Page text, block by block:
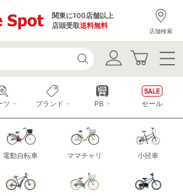
関東に100店舗以上
店頭受取送料無料
店舗検索
電動自転車 ママチャリ 小径車
ツ ブランド PB セール